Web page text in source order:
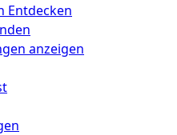
Entdecken
anzeigen